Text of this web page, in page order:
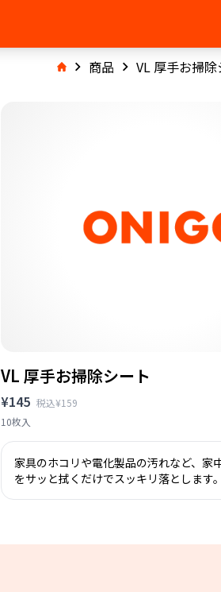
商品 VL 厚手お掃除
VL 厚手お掃除シート
¥145 税込¥159
10枚入
家具のホコリや電化製品の汚れなど、家
をサッと拭くだけでスッキリ落とします。